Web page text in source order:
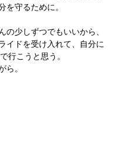
を守るために。
の少しずつでもいいから、
イドを受け入れて、自分に
行こうと思う。
ら。